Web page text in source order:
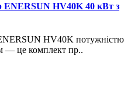
ENERSUN HV40K 40 кВт з
HV40K потужністю
— це комплект пр..